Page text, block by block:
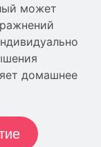
может
домашнее